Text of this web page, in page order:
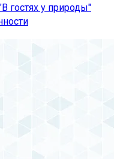
гостях у природы"